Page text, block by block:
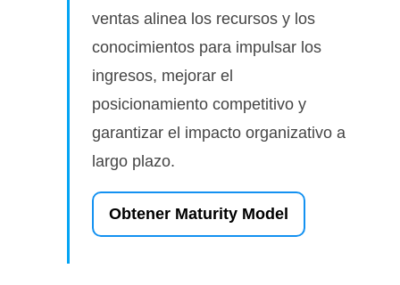
ventas alinea los recursos y los
conocimientos para impulsar los
ingresos, mejorar el
posicionamiento competitivo y
garantizar el impacto organizativo a
largo plazo.
Obtener Maturity Model